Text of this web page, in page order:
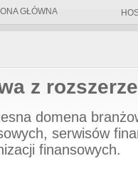
GŁÓWNA
z
domena
serwisów
finansowych.